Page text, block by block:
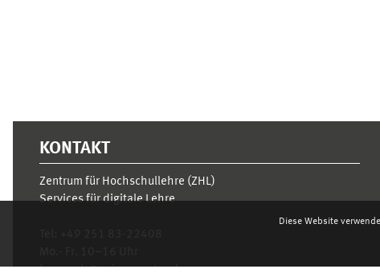
Diese Website
KONTAKT
Zentrum für Hochschullehre (ZHL)
Services für digitale Lehre
learnweb@uni-muenster.de